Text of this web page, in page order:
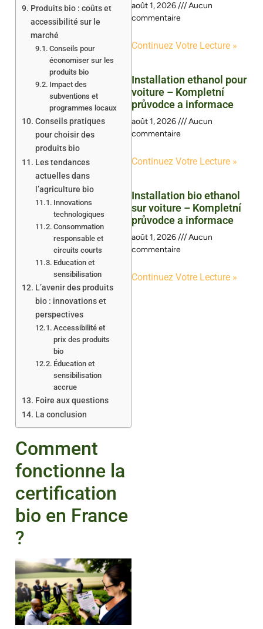
Produits bio : coûts et
accessibilité sur le
marché
Conseils pour
économiser sur les
produits bio
Impact des
subventions et
programmes locaux
Conseils pratiques
pour choisir des
produits bio
Les tendances
actuelles dans
l’agriculture bio
Innovations
technologiques
Consommation
responsable et
circuits courts
Education et
sensibilisation
L’avenir des produits
bio : innovations et
perspectives
Accessibilité et
prix des produits
bio
Éducation et
sensibilisation
accrue
Foire aux questions
La conclusion
Comment
fonctionne la
certification
bio en France
?
août 1, 2026
Aucun
commentaire
Continuez Votre Lecture »
Installation ethanol pour
voiture – Kompletní
průvodce a informace
août 1, 2026
Aucun
commentaire
Continuez Votre Lecture »
Installation bio ethanol
sur voiture – Kompletní
průvodce a informace
août 1, 2026
Aucun
commentaire
Continuez Votre Lecture »